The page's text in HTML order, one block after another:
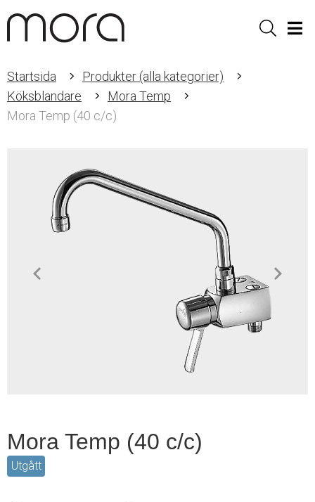
Sök
Startsida
Produkter (alla kategorier)
Köksblandare
Mora Temp
Mora Temp (40 c/c)
Mora Temp (40 c/c)
Utgått